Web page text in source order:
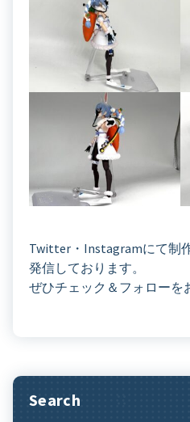
Twitter・Instagramにて制
発信しております。
ぜひチェック＆フォローを
Search